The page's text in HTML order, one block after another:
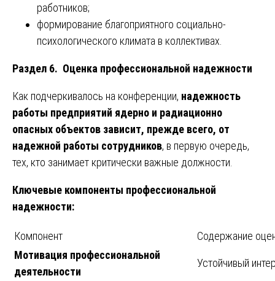
работников;
формирование благоприятного социально-
психологического климата в коллективах.
Раздел 6. Оценка профессиональной надежности
Как подчеркивалось на конференции, надежность
работы предприятий ядерно и радиационно
опасных объектов зависит, прежде всего, от
надежной работы сотрудников, в первую очередь,
тех, кто занимает критически важные должности.
Ключевые компоненты профессиональной
надежности:
Компонент
Содержание
Мотивация профессиональной
деятельности
Устойчивый